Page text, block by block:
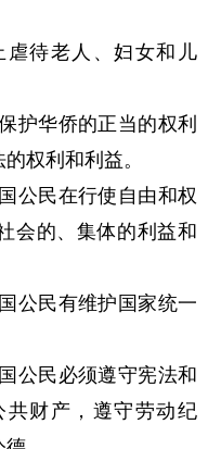
待老人、妇女和儿
华侨的正当的权利
权利和利益。
民在行使自由和权
会的、集体的利益和
民有维护国家统一
民必须遵守宪法和
财产，遵守劳动纪